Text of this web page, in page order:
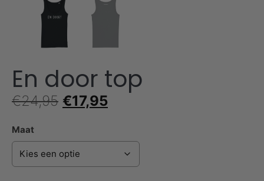
En door top
€24,95 €17,95
Maat